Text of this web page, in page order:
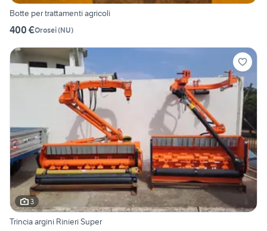
Botte per trattamenti agricoli
400 €Orosei(NU)
3
Trincia argini Rinieri Super